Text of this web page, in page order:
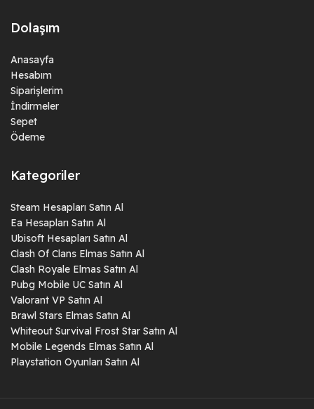
Dolaşım
Anasayfa
Hesabım
Siparişlerim
İndirmeler
Sepet
Ödeme
Kategoriler
Steam Hesapları Satın Al
Ea Hesapları Satın Al
Ubisoft Hesapları Satın Al
Clash Of Clans Elmas Satın Al
Clash Royale Elmas Satın Al
Pubg Mobile UC Satın Al
Valorant VP Satın Al
Brawl Stars Elmas Satın Al
Whiteout Survival Frost Star Satın Al
Mobile Legends Elmas Satın Al
Playstation Oyunları Satın Al